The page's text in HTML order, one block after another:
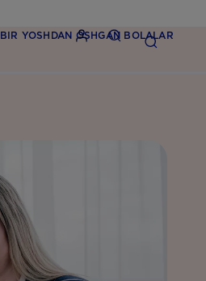
BIR YOSHDAN OSHGAN BOLALAR